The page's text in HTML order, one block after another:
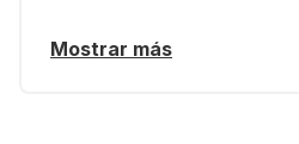
Mostrar más